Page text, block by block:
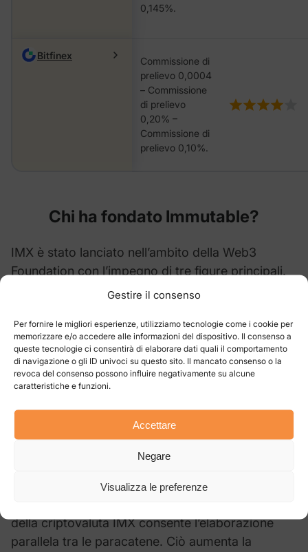
Gestire il consenso
Per fornire le migliori esperienze, utilizziamo tecnologie come i cookie per
memorizzare e/o accedere alle informazioni del dispositivo. Il consenso a
queste tecnologie ci consentirà di elaborare dati quali il comportamento
di navigazione o gli ID univoci su questo sito. Il mancato consenso o la
revoca del consenso possono influire negativamente su alcune
caratteristiche e funzioni.
Accettare
Negare
Visualizza le preferenze
0,145%.
Bitfinex
Commissione di
prelievo 0,0004
– Commissione
di prelievo
0,20% –
Commissione di
prelievo 0,10%.
Chi ha fondato Immutable?
IMX è stato lanciato nell’ambito della Web3
Foundation con l’impegno di tre figure principali.
Complessivamente, queste tre figure di spicco
hanno dato vita alla criptovaluta IMX, rendendola
uno dei progetti più floridi del mercato attuale.
Cosa rende unico ilImmutable
La Immutable crypto è dotata di un ampio spettro
di caratteristiche uniche che distinguono questo
asset da altri presenti sul mercato delle
della criptovaluta IMX consente l’elaborazione
parallela tra le paracatene. Ciò aumenta la